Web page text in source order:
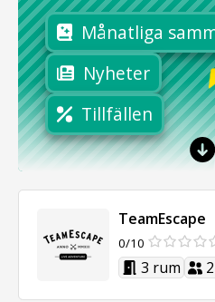
Månatliga
Nyheter
Tillfällen
TeamEscape
0/10
3 rum